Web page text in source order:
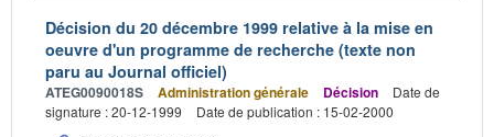
Décision du 20 décembre 1999 relative à la mise en
oeuvre d'un programme de recherche (texte non
paru au Journal officiel)
ATEG0090018S Administration générale Décision
Date de
signature : 20-12-1999
Date de publication : 15-02-2000